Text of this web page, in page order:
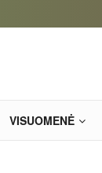
VISUOMENĖ